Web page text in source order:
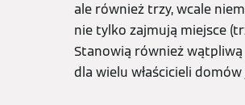
ale również trzy, wcale
nie tylko zajmują miejsce
Stanowią również wątpliwą
dla wielu właścicieli